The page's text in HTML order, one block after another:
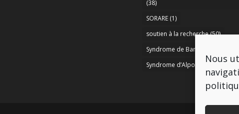
Nous
(38)
SORARE(1)
soutien à la recherche(50)
Syndrome de Bartter
Syndrome d’Alport
(37)